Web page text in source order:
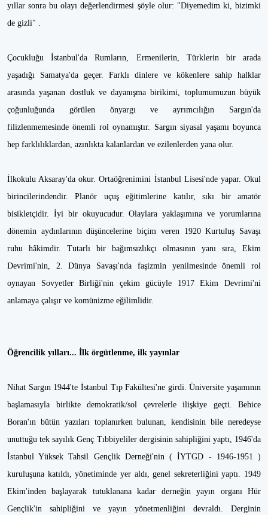
yıllar sonra bu olayı değerlendirmesi şöyle olur: "Diyemedim ki, bizimki
de gizli" .
Çocukluğu İstanbul'da Rumların, Ermenilerin, Türklerin bir arada
yaşadığı Samatya'da geçer. Farklı dinlere ve kökenlere sahip halklar
arasında yaşanan dostluk ve dayanışma birikimi, toplumumuzun büyük
çoğunluğunda görülen önyargı ve ayrımcılığın Sargın'da
filizlenmemesinde önemli rol oynamıştır. Sargın siyasal yaşamı boyunca
hep farklılıklardan, azınlıkta kalanlardan ve ezilenlerden yana olur.
İlkokulu Aksaray'da okur. Ortaöğrenimini İstanbul Lisesi'nde yapar. Okul
birincilerindendir. Planör uçuş eğitimlerine katılır, sıkı bir amatör
bisikletçidir. İyi bir okuyucudur. Olaylara yaklaşımına ve yorumlarına
dönemin aydınlarının düşüncelerine biçim veren 1920 Kurtuluş Savaşı
ruhu hâkimdir. Tutarlı bir bağımsızlıkçı olmasının yanı sıra, Ekim
Devrimi'nin, 2. Dünya Savaşı'nda faşizmin yenilmesinde önemli rol
oynayan Sovyetler Birliği'nin çekim gücüyle 1917 Ekim Devrimi'ni
anlamaya çalışır ve komünizme eğilimlidir.
Öğrencilik yılları... İlk örgütlenme, ilk yayınlar
Nihat Sargın 1944'te İstanbul Tıp Fakültesi'ne girdi. Üniversite yaşamının
başlamasıyla birlikte demokratik/sol çevrelerle ilişkiye geçti. Behice
Boran'ın bütün yazıları toplanırken bulunan, kendisinin bile neredeyse
unuttuğu tek sayılık Genç Tıbbiyeliler dergisinin sahipliğini yaptı, 1946'da
İstanbul Yüksek Tahsil Gençlik Derneği'nin ( İYTGD - 1946-1951 )
kuruluşuna katıldı, yönetiminde yer aldı, genel sekreterliğini yaptı. 1949
Ekim'inden başlayarak tutuklanana kadar derneğin yayın organı Hür
Gençlik'in sahipliğini ve yayın yönetmenliğini devraldı. Derginin